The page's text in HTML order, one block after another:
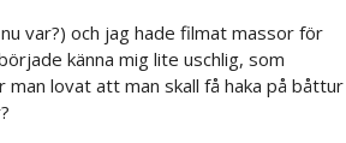
man
inte
har
pratat
var?) och jag hade filmat massor för
känna mig lite uschlig, som
lovat att man skall få haka på båttur